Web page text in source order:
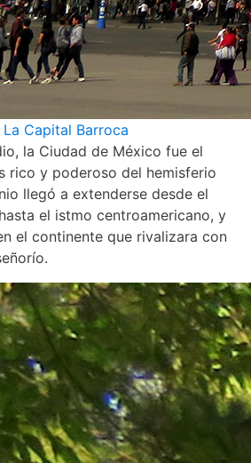
Capital Barroca
la Ciudad de México fue el
rico y poderoso del hemisferio
llegó a extenderse desde el
el istmo centroamericano, y
el continente que rivalizara con